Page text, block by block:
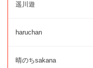
遥川遊
haruchan
晴のちsakana